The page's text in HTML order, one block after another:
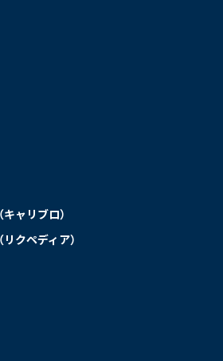
ャリブロ）
クペディア）